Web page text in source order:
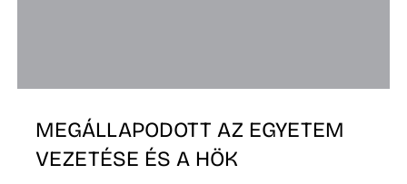
MEGÁLLAPODOTT AZ EGYETEM
VEZETÉSE ÉS A HÖK